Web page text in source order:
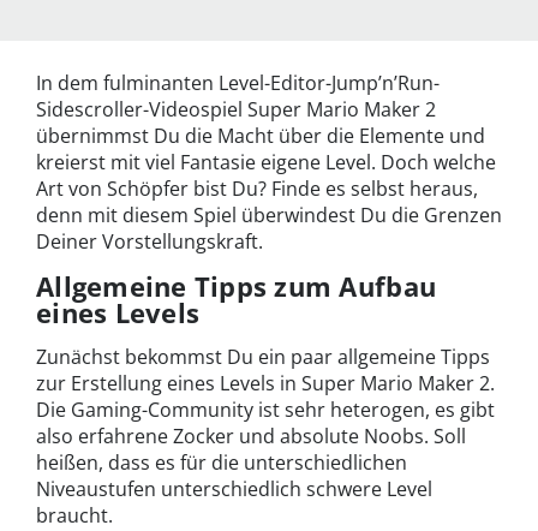
In dem fulminanten Level-Editor-Jump’n’Run-
Sidescroller-Videospiel Super Mario Maker 2
übernimmst Du die Macht über die Elemente und
kreierst mit viel Fantasie eigene Level. Doch welche
Art von Schöpfer bist Du? Finde es selbst heraus,
denn mit diesem Spiel überwindest Du die Grenzen
Deiner Vorstellungskraft.
Allgemeine Tipps zum Aufbau
eines Levels
Zunächst bekommst Du ein paar allgemeine Tipps
zur Erstellung eines Levels in Super Mario Maker 2.
Die Gaming-Community ist sehr heterogen, es gibt
also erfahrene Zocker und absolute Noobs. Soll
heißen, dass es für die unterschiedlichen
Niveaustufen unterschiedlich schwere Level
braucht.